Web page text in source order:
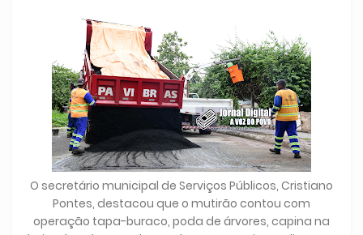
O secretário municipal de Serviços Públicos, Cristiano
Pontes, destacou que o mutirão contou com
operação tapa-buraco, poda de árvores, capina na